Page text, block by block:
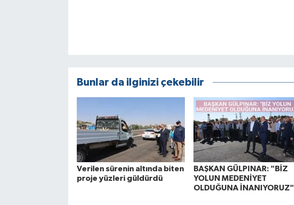
Bunlar da ilginizi çekebilir
Verilen sürenin altında biten
proje yüzleri güldürdü
BAŞKAN GÜLPINAR: "BİZ
YOLUN MEDENİYET
OLDUĞUNA İNANIYORUZ"